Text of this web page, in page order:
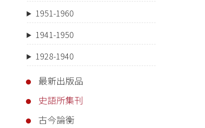
1951-1960
1941-1950
1928-1940
最新出版品
史語所集刊
古今論衡